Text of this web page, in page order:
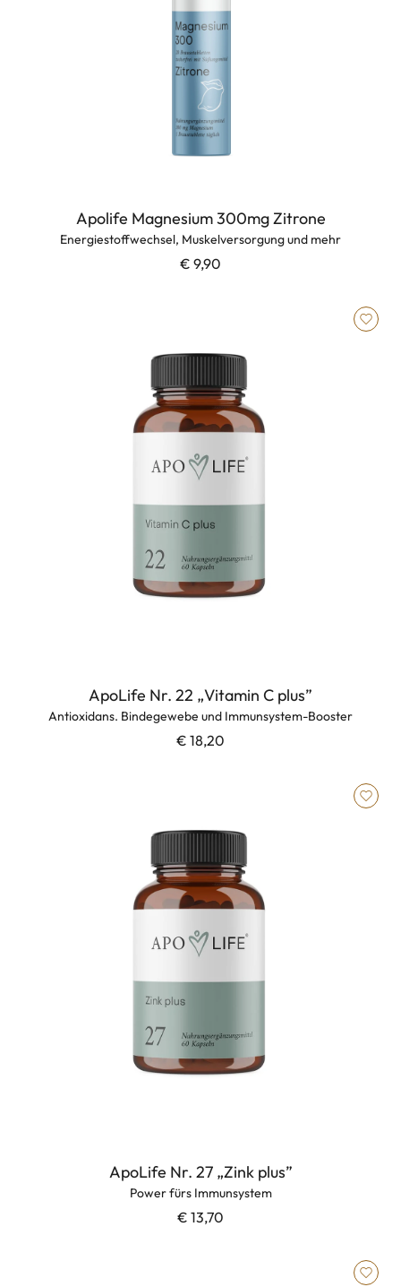
Apolife Magnesium 300mg Zitrone
Energiestoffwechsel, Muskelversorgung und mehr
€ 9,90
ApoLife Nr. 22 „Vitamin C plus”
Antioxidans. Bindegewebe und Immunsystem-Booster
€ 18,20
ApoLife Nr. 27 „Zink plus”
Power fürs Immunsystem
€ 13,70